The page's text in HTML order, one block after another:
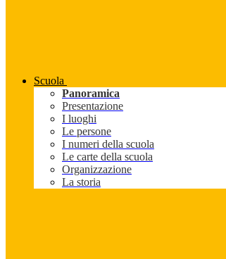
Scuola
Panoramica
Presentazione
I luoghi
Le persone
I numeri della scuola
Le carte della scuola
Organizzazione
La storia